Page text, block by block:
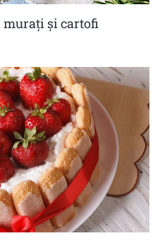
şi cartofi